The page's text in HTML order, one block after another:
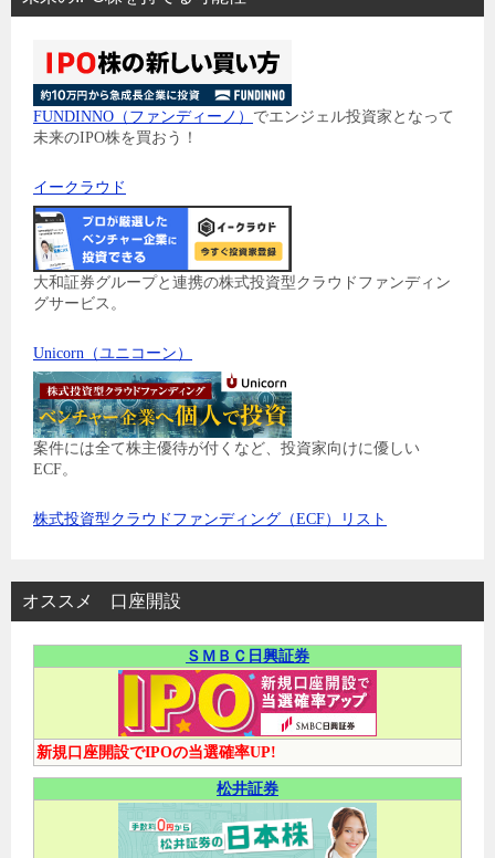
FUNDINNO（ファンディーノ） でエンジェル投資家となって
未来のIPO株を買おう！
イークラウド
大和証券グループと連携の株式投資型クラウドファンディン
グサービス。
Unicorn（ユニコーン）
案件には全て株主優待が付くなど、投資家向けに優しい
ECF。
株式投資型クラウドファンディング（ECF）リスト
オススメ 口座開設
ＳＭＢＣ日興証券
新規口座開設でIPOの当選確率UP!
松井証券